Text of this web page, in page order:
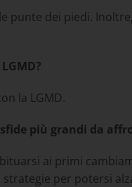
punte dei piedi.
la LGMD.
più grandi da
ai primi
per potersi